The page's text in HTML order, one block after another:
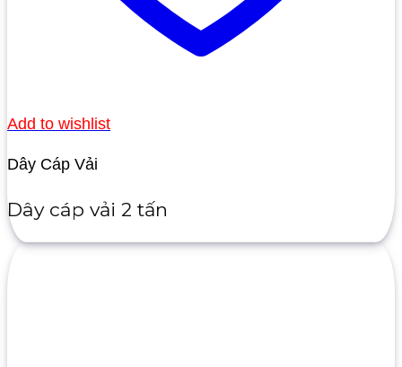
Add to wishlist
Dây Cáp Vải
Dây cáp vải 2 tấn